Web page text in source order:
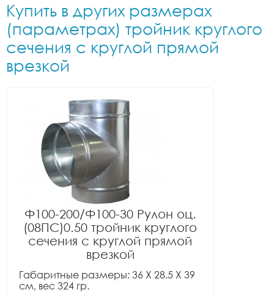
Купить в других размерах
(параметрах) тройник круглого
сечения с круглой прямой
врезкой
Ф100-200/Ф100-30 Рулон оц.
(08ПС)0.50 тройник круглого
сечения с круглой прямой
врезкой
Габаритные размеры: 36 X 28.5 X 39
см, вес 324 гр.